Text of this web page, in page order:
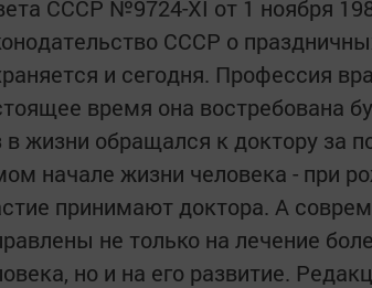
СССР №9724-XI от 1 ноября
СССР о
и сегодня. Профессия
время она востребована
в жизни обращался к доктору
начале жизни человека - при
принимают доктора. А
не только на лечение
но и на его развитие.